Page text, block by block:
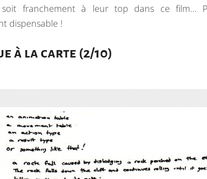
soit franchement à leur top dans ce film…
dispensable !
à la carte (2/10)